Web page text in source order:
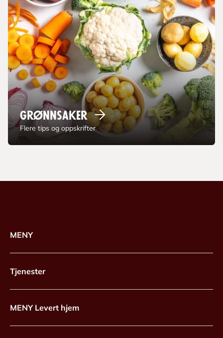
Grønnsaker
Flere tips og oppskrifter
MENY
Tjenester
MENY Levert hjem